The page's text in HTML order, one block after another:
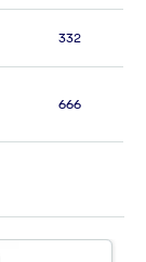
332
666